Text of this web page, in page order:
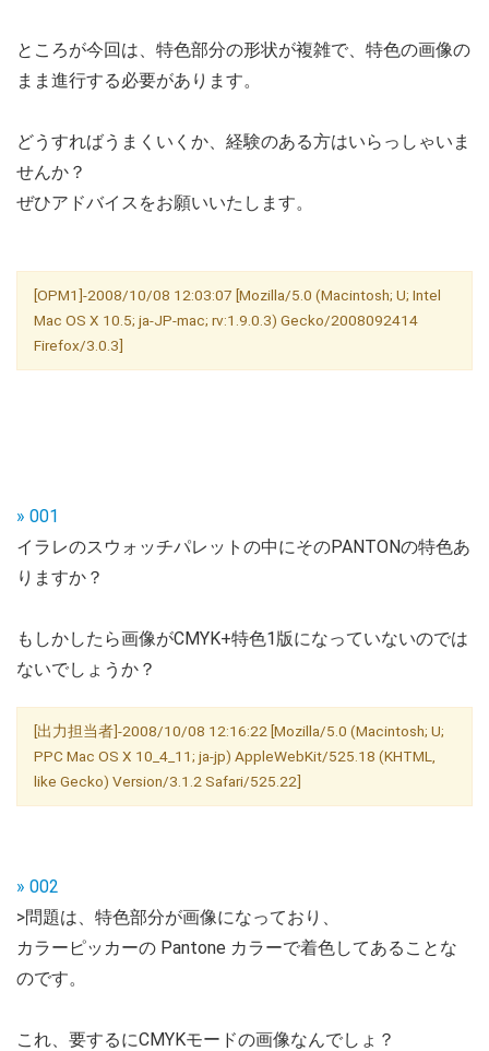
ところが今回は、特色部分の形状が複雑で、特色の画像の
まま進行する必要があります。
どうすればうまくいくか、経験のある方はいらっしゃいま
せんか？
ぜひアドバイスをお願いいたします。
[OPM1]-2008/10/08 12:03:07 [Mozilla/5.0 (Macintosh; U; Intel
Mac OS X 10.5; ja-JP-mac; rv:1.9.0.3) Gecko/2008092414
Firefox/3.0.3]
» 001
イラレのスウォッチパレットの中にそのPANTONの特色あ
りますか？
もしかしたら画像がCMYK+特色1版になっていないのでは
ないでしょうか？
[出力担当者]-2008/10/08 12:16:22 [Mozilla/5.0 (Macintosh; U;
PPC Mac OS X 10_4_11; ja-jp) AppleWebKit/525.18 (KHTML,
like Gecko) Version/3.1.2 Safari/525.22]
» 002
>問題は、特色部分が画像になっており、
カラーピッカーの Pantone カラーで着色してあることな
のです。
これ、要するにCMYKモードの画像なんでしょ？